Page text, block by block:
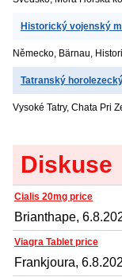
Historický vojenský
Německo, Bärnau,
Tatranský
Vysoké Tatry, Chata Pri
Diskuse
Cialis 20mg price
Brianthape,
Viagra Tablet price
Frankjoura,